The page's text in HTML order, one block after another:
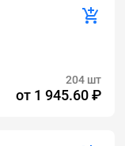
204 шт
от 1 945.60 ₽